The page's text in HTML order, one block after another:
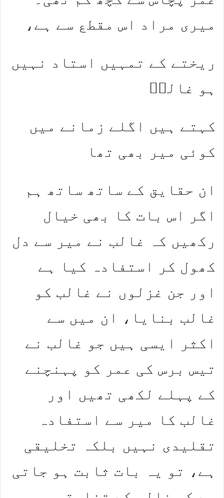
میری مراد اس مقطع سے ہے،
ریختے کے تمہیں استاد نہیں
ہو غالبؔ
کہتے ہیں اگلے زمانے میں
کوئی میر بھی تھا
ان حقایق کے ساتھ ساتھ ہم
اگر اس بات کا بھی خیال
رکھیں کہ غالب نے میر سے دل
کھول کر استفادہ کیا ہے
اور جن غزلوں نے غالب کو
غالب بنایا، ان میں سے
اکثر ایسی ہیں جو غالب نے
تیس برس کی عمر کو پہنچنے
کے پہلے لکھی تھیں اور
غالب کا میر سے استفادہ
تقلیدی نہیں بلکہ تخلیقی
ہے، تو یہ بات ثابت ہو جاتی